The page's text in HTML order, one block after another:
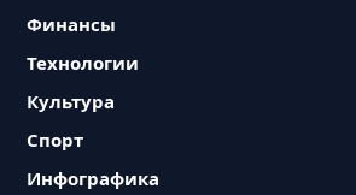
Финансы
Технологии
Культура
Спорт
Инфографика